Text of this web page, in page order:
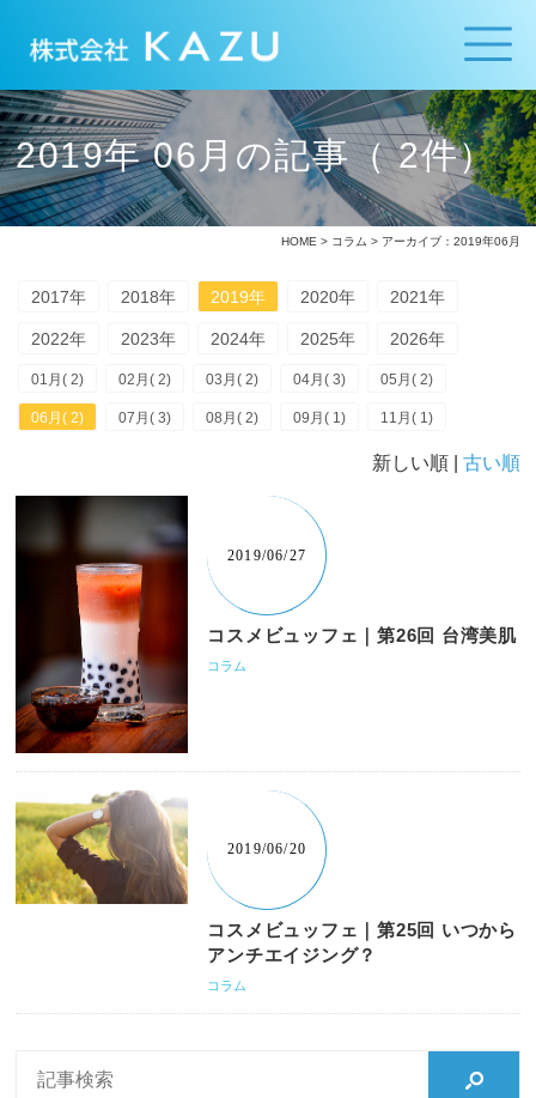
2019年 06月の記事（ 2件）
HOME > コラム > アーカイブ：2019年06月
2017年 2018年 2019年 2020年 2021年
2022年 2023年 2024年 2025年 2026年
01月( 2) 02月( 2) 03月( 2) 04月( 3) 05月( 2)
06月( 2) 07月( 3) 08月( 2) 09月( 1) 11月( 1)
新しい順 | 古い順
2019/06/27
コスメビュッフェ｜第26回 台湾美肌
コラム
2019/06/20
コスメビュッフェ｜第25回 いつから
アンチエイジング？
コラム